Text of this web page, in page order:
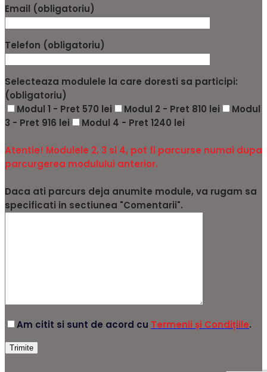
Email (obligatoriu)
Telefon (obligatoriu)
Selecteaza modulele la care doresti sa participi:
(obligatoriu)
Modul 1 - Pret 570 lei
Modul 2 - Pret 810 lei
Modul
3 - Pret 916 lei
Modul 4 - Pret 1240 lei
Atentie! Modulele 2, 3 si 4, pot fi parcurse numai dupa
parcurgerea modulului anterior.
Daca ati parcurs deja anumite module, va rugam sa
specificati in sectiunea "Comentarii".
Am citit si sunt de acord cu Termenii și Condițiile.